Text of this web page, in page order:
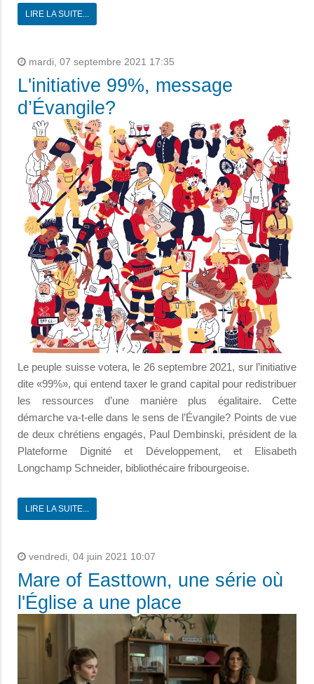
LIRE LA SUITE...
mardi, 07 septembre 2021 17:35
L'initiative 99%, message
d’Évangile?
Le peuple suisse votera, le 26 septembre 2021, sur l’initiative
dite «99%», qui entend taxer le grand capital pour redistribuer
les ressources d’une manière plus égalitaire. Cette
démarche va-t-elle dans le sens de l’Évangile? Points de vue
de deux chrétiens engagés, Paul Dembinski, président de la
Plateforme Dignité et Développement, et Elisabeth
Longchamp Schneider, bibliothécaire fribourgeoise.
LIRE LA SUITE...
vendredi, 04 juin 2021 10:07
Mare of Easttown, une série où
l'Église a une place